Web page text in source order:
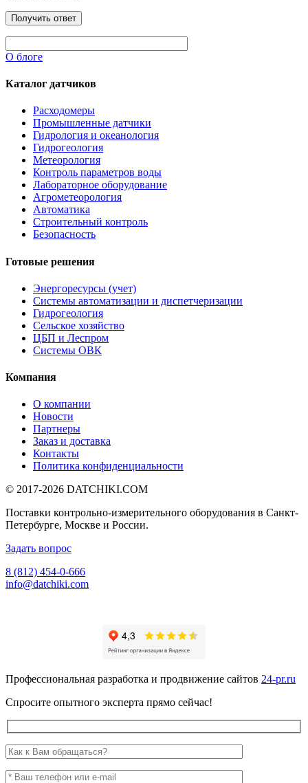
О блоге
Каталог датчиков
Расходомеры
Промышленные датчики
Гидрология и океанология
Гидрогеология
Метеорология
Контроль параметров воды
Лабораторное оборудование
Агрометеорология
Автоматика
Строительный контроль
Безопасность
Готовые решения
Энергоресурсы (учет)
Системы автоматизации и диспетчеризации
Гидрогеология
Сельское хозяйство
ЦБП и Леспром
Системы ОВК
Компания
О компании
Новости
Партнеры
Заказ и доставка
Контакты
Политика конфиденциальности
© 2017-2026 DATCHIKI.COM
Поставки контрольно-измерительного оборудования в Санкт-
Петербурге, Москве и России.
Задать вопрос
8 (812) 454-0-666
info@datchiki.com
Профессиональная разработка и продвижение сайтов 24-pr.ru
Спросите опытного эксперта прямо сейчас!